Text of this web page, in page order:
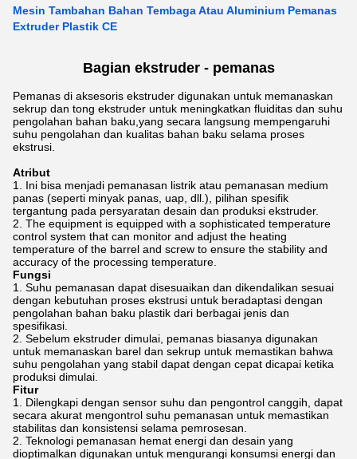
Mesin Tambahan Bahan Tembaga Atau Aluminium Pemanas
Extruder Plastik CE
Bagian ekstruder - pemanas
Pemanas di aksesoris ekstruder digunakan untuk memanaskan
sekrup dan tong ekstruder untuk meningkatkan fluiditas dan suhu
pengolahan bahan baku,yang secara langsung mempengaruhi
suhu pengolahan dan kualitas bahan baku selama proses
ekstrusi.
Atribut
Ini bisa menjadi pemanasan listrik atau pemanasan medium
panas (seperti minyak panas, uap, dll.), pilihan spesifik
tergantung pada persyaratan desain dan produksi ekstruder.
The equipment is equipped with a sophisticated temperature
control system that can monitor and adjust the heating
temperature of the barrel and screw to ensure the stability and
accuracy of the processing temperature.
Fungsi
Suhu pemanasan dapat disesuaikan dan dikendalikan sesuai
dengan kebutuhan proses ekstrusi untuk beradaptasi dengan
pengolahan bahan baku plastik dari berbagai jenis dan
spesifikasi.
Sebelum ekstruder dimulai, pemanas biasanya digunakan
untuk memanaskan barel dan sekrup untuk memastikan bahwa
suhu pengolahan yang stabil dapat dengan cepat dicapai ketika
produksi dimulai.
Fitur
Dilengkapi dengan sensor suhu dan pengontrol canggih, dapat
secara akurat mengontrol suhu pemanasan untuk memastikan
stabilitas dan konsistensi selama pemrosesan.
Teknologi pemanasan hemat energi dan desain yang
dioptimalkan digunakan untuk mengurangi konsumsi energi dan